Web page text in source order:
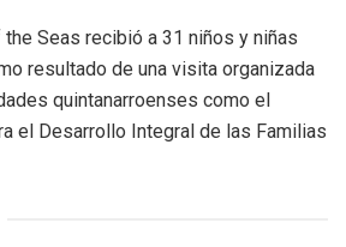
Seas recibió a 31 niños y niñas
resultado de una visita organizada
quintanarroenses como el
el Desarrollo Integral de las Familias